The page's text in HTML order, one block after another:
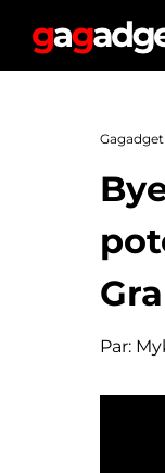
Gagadget
Par: